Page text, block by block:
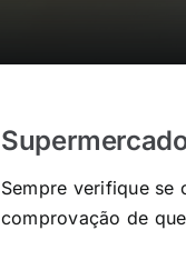
Sempre verifique se
comprovação de